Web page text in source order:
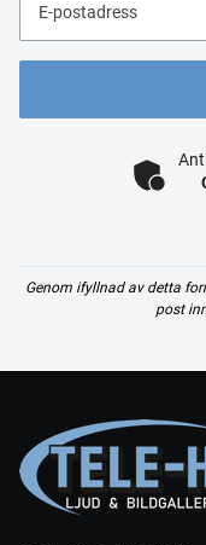
E-postadress
Genom ifyllnad av detta
post